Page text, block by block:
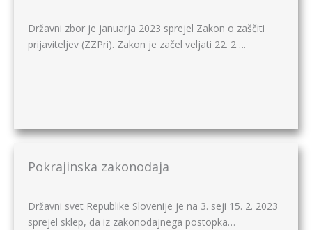
Državni zbor je januarja 2023 sprejel Zakon o zaščiti
prijaviteljev (ZZPri). Zakon je začel veljati 22. 2….
Pokrajinska zakonodaja
Državni svet Republike Slovenije je na 3. seji 15. 2. 2023
sprejel sklep, da iz zakonodajnega postopka…